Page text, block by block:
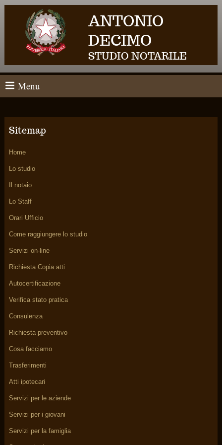
ANTONIO
DECIMO
STUDIO NOTARILE
Menu
Sitemap
Home
Lo studio
Il notaio
Lo Staff
Orari Ufficio
Come raggiungere lo studio
Servizi on-line
Richiesta Copia atti
Autocertificazione
Verifica stato pratica
Consulenza
Richiesta preventivo
Cosa facciamo
Trasferimenti
Atti ipotecari
Servizi per le aziende
Servizi per i giovani
Servizi per la famiglia